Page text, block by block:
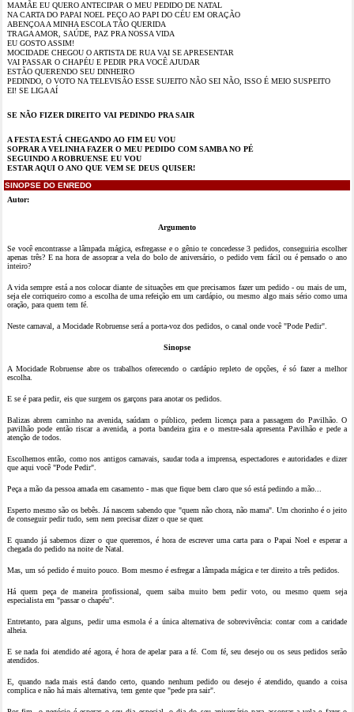
MAMÃE EU QUERO ANTECIPAR O MEU PEDIDO DE NATAL
NA CARTA DO PAPAI NOEL PEÇO AO PAPI DO CÉU EM ORAÇÃO
ABENÇOA A MINHA ESCOLA TÃO QUERIDA
TRAGA AMOR, SAÚDE, PAZ PRA NOSSA VIDA
EU GOSTO ASSIM!
MOCIDADE CHEGOU O ARTISTA DE RUA VAI SE APRESENTAR
VAI PASSAR O CHAPÉU E PEDIR PRA VOCÊ AJUDAR
ESTÃO QUERENDO SEU DINHEIRO
PEDINDO, O VOTO NA TELEVISÃO ESSE SUJEITO NÃO SEI NÃO, ISSO É MEIO SUSPEITO
EI! SE LIGA AÍ
SE NÃO FIZER DIREITO VAI PEDINDO PRA SAIR
A FESTA ESTÁ CHEGANDO AO FIM EU VOU
SOPRAR A VELINHA FAZER O MEU PEDIDO COM SAMBA NO PÉ
SEGUINDO A ROBRUENSE EU VOU
ESTAR AQUI O ANO QUE VEM SE DEUS QUISER!
SINOPSE DO ENREDO
Autor:
Argumento
Se você encontrasse a lâmpada mágica, esfregasse e o gênio te concedesse 3 pedidos, conseguiria escolher
apenas três? E na hora de assoprar a vela do bolo de aniversário, o pedido vem fácil ou é pensado o ano
inteiro?
A vida sempre está a nos colocar diante de situações em que precisamos fazer um pedido - ou mais de um,
seja ele corriqueiro como a escolha de uma refeição em um cardápio, ou mesmo algo mais sério como uma
oração, para quem tem fé.
Neste carnaval, a Mocidade Robruense será a porta-voz dos pedidos, o canal onde você "Pode Pedir".
Sinopse
A Mocidade Robruense abre os trabalhos oferecendo o cardápio repleto de opções, é só fazer a melhor
escolha.
E se é para pedir, eis que surgem os garçons para anotar os pedidos.
Balizas abrem caminho na avenida, saúdam o público, pedem licença para a passagem do Pavilhão. O
pavilhão pode então riscar a avenida, a porta bandeira gira e o mestre-sala apresenta Pavilhão e pede a
atenção de todos.
Escolhemos então, como nos antigos carnavais, saudar toda a imprensa, espectadores e autoridades e dizer
que aqui você "Pode Pedir".
Peça a mão da pessoa amada em casamento - mas que fique bem claro que só está pedindo a mão...
Esperto mesmo são os bebês. Já nascem sabendo que "quem não chora, não mama". Um chorinho é o jeito
de conseguir pedir tudo, sem nem precisar dizer o que se quer.
E quando já sabemos dizer o que queremos, é hora de escrever uma carta para o Papai Noel e esperar a
chegada do pedido na noite de Natal.
Mas, um só pedido é muito pouco. Bom mesmo é esfregar a lâmpada mágica e ter direito a três pedidos.
Há quem peça de maneira profissional, quem saiba muito bem pedir voto, ou mesmo quem seja
especialista em "passar o chapéu".
Entretanto, para alguns, pedir uma esmola é a única alternativa de sobrevivência: contar com a caridade
alheia.
E se nada foi atendido até agora, é hora de apelar para a fé. Com fé, seu desejo ou os seus pedidos serão
atendidos.
E, quando nada mais está dando certo, quando nenhum pedido ou desejo é atendido, quando a coisa
complica e não há mais alternativa, tem gente que "pede pra sair".